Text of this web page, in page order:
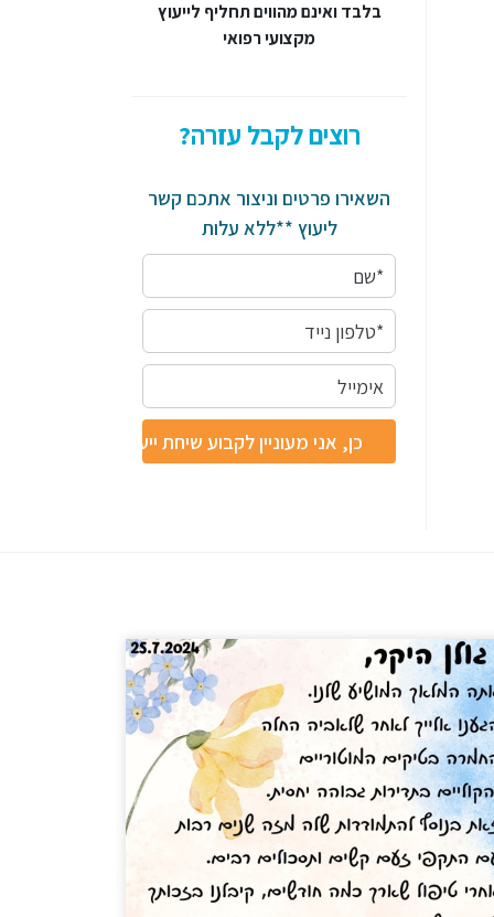
בלבד ואינם מהווים תחליף לייעוץ
מקצועי רפואי
רוצים לקבל עזרה?
השאירו פרטים וניצור אתכם קשר
ליעוץ **ללא עלות